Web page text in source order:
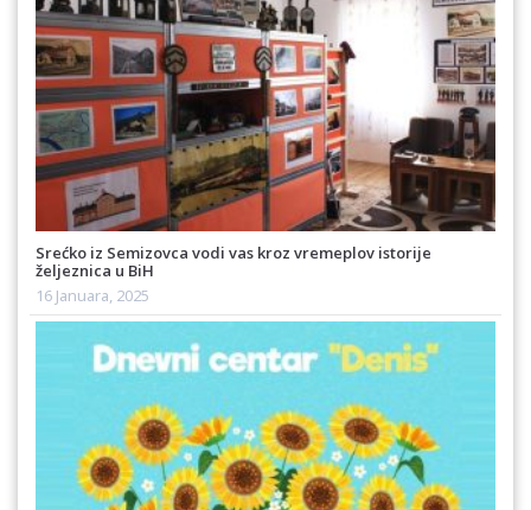
Srećko iz Semizovca vodi vas kroz vremeplov istorije
željeznica u BiH
16 Januara, 2025